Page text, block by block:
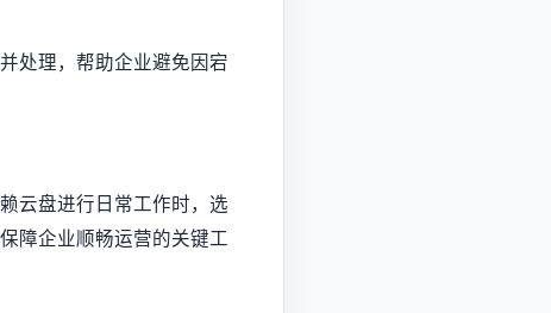
处理，帮助企业避免因宕
云盘进行日常工作时，选
障企业顺畅运营的关键工